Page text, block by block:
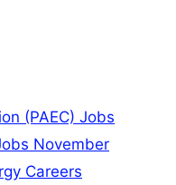
(PAEC) Jobs
Careers